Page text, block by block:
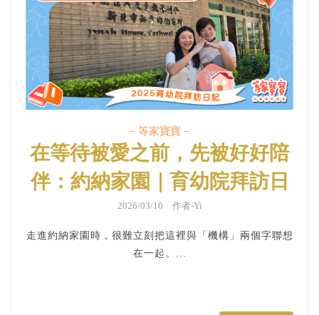
－等家寶寶－
在等待被愛之前，先被好好陪
伴：約納家園｜育幼院拜訪日
記
2026/03/10 作者-Yi
走進約納家園時，很難立刻把這裡與「機構」兩個字聯想
在一起。...